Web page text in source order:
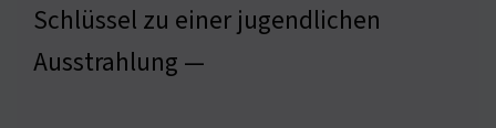
Schlüssel zu einer jugendlichen
Ausstrahlung —